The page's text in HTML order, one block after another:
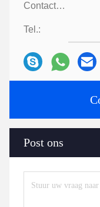
Contactpersonen:
Tel.:
Post ons